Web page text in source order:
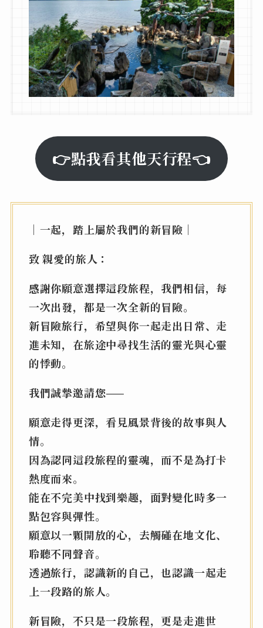
👉點我看其他天行程👈
｜一起，踏上屬於我們的新冒險｜
致 親愛的旅人：
感謝你願意選擇這段旅程，我們相信，每
一次出發，都是一次全新的冒險。
新冒險旅行，希望與你一起走出日常、走
進未知，在旅途中尋找生活的靈光與心靈
的悸動。
我們誠摯邀請您——
願意走得更深，看見風景背後的故事與人
情。
因為認同這段旅程的靈魂，而不是為打卡
熱度而來。
能在不完美中找到樂趣，面對變化時多一
點包容與彈性。
願意以一顆開放的心，去觸碰在地文化、
聆聽不同聲音。
透過旅行，認識新的自己，也認識一起走
上一段路的旅人。
新冒險，不只是一段旅程，更是走進世